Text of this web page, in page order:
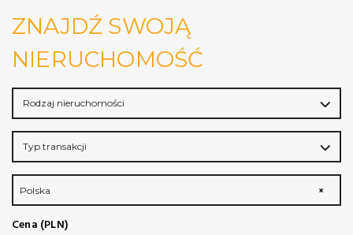
ZNAJDŹ SWOJĄ
NIERUCHOMOŚĆ
Rodzaj nieruchomości
Typ transakcji
×
Polska
Cena (PLN)